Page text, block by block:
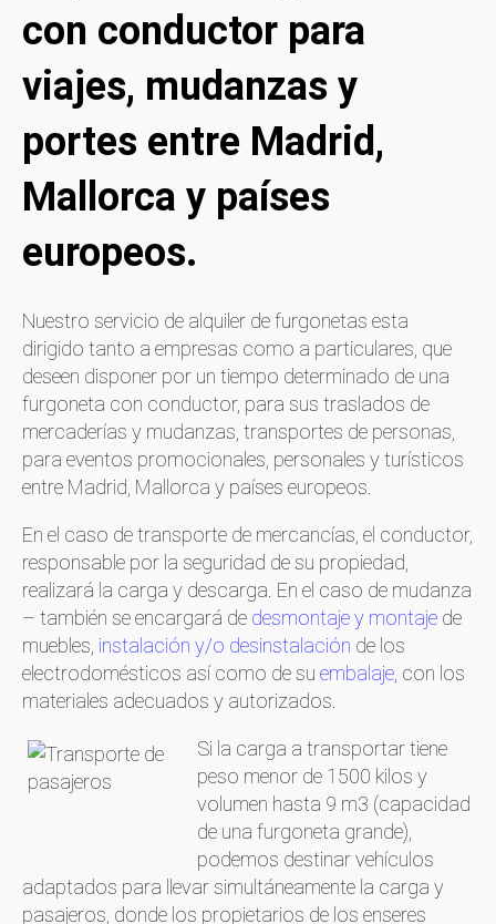
con conductor para
viajes, mudanzas y
portes entre Madrid,
Mallorca y países
europeos.
Nuestro servicio de alquiler de furgonetas esta
dirigido tanto a empresas como a particulares, que
deseen disponer por un tiempo determinado de una
furgoneta con conductor, para sus traslados de
mercaderías y mudanzas, transportes de personas,
para eventos promocionales, personales y turísticos
entre Madrid, Mallorca y países europeos.
En el caso de transporte de mercancías, el conductor,
responsable por la seguridad de su propiedad,
realizará la carga y descarga. En el caso de mudanza
– también se encargará de desmontaje y montaje de
muebles, instalación y/o desinstalación de los
electrodomésticos así como de su embalaje , con los
materiales adecuados y autorizados.
Si la carga a transportar tiene
peso menor de 1500 kilos y
volumen hasta 9 m3 (capacidad
de una furgoneta grande),
podemos destinar vehículos
adaptados para llevar simultáneamente la carga y
pasajeros, donde los propietarios de los enseres